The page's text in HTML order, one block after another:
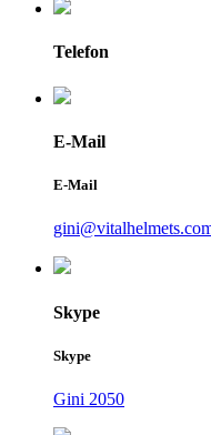
Telefon
E-Mail
E-Mail
Skype
Skype
Gini 2050